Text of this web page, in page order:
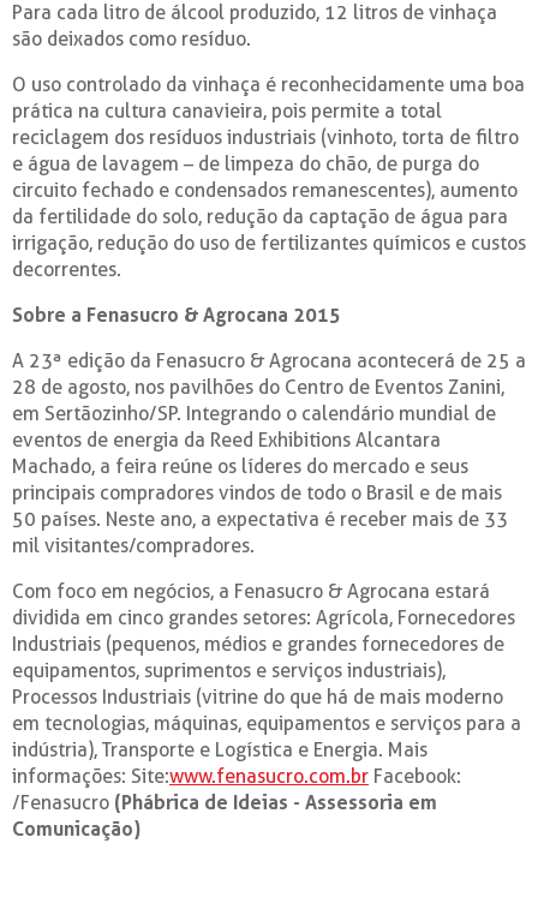
Para cada litro de álcool produzido, 12 litros de vinhaça
são deixados como resíduo.
O uso controlado da vinhaça é reconhecidamente uma boa
prática na cultura canavieira, pois permite a total
reciclagem dos resíduos industriais (vinhoto, torta de filtro
e água de lavagem – de limpeza do chão, de purga do
circuito fechado e condensados remanescentes), aumento
da fertilidade do solo, redução da captação de água para
irrigação, redução do uso de fertilizantes químicos e custos
decorrentes.
Sobre a Fenasucro & Agrocana 2015
A 23ª edição da Fenasucro & Agrocana acontecerá de 25 a
28 de agosto, nos pavilhões do Centro de Eventos Zanini,
em Sertãozinho/SP. Integrando o calendário mundial de
eventos de energia da Reed Exhibitions Alcantara
Machado, a feira reúne os líderes do mercado e seus
principais compradores vindos de todo o Brasil e de mais
50 países. Neste ano, a expectativa é receber mais de 33
mil visitantes/compradores.
Com foco em negócios, a Fenasucro & Agrocana estará
dividida em cinco grandes setores: Agrícola, Fornecedores
Industriais (pequenos, médios e grandes fornecedores de
equipamentos, suprimentos e serviços industriais),
Processos Industriais (vitrine do que há de mais moderno
em tecnologias, máquinas, equipamentos e serviços para a
indústria), Transporte e Logística e Energia. Mais
informações: Site:www.fenasucro.com.br Facebook:
/Fenasucro (Phábrica de Ideias - Assessoria em
Comunicação)